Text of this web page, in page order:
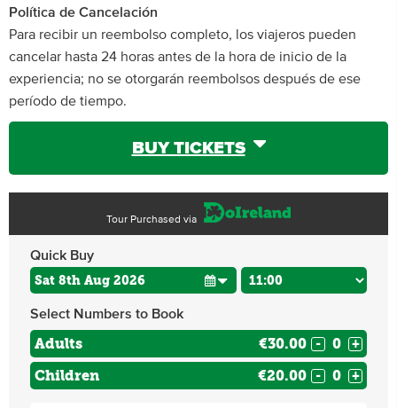
Política de Cancelación
Para recibir un reembolso completo, los viajeros pueden
cancelar hasta 24 horas antes de la hora de inicio de la
experiencia; no se otorgarán reembolsos después de ese
período de tiempo.
BUY TICKETS
Tour Purchased via
Quick Buy
Select Numbers to Book
Adults €30.00 - +
Children €20.00 - +